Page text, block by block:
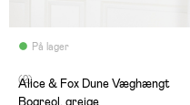
På lager
(2)
Alice & Fox Dune Væghængt
Bogreol, greige